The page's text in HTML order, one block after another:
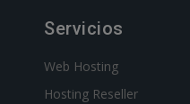
Servicios
Web Hosting
Hosting Reseller